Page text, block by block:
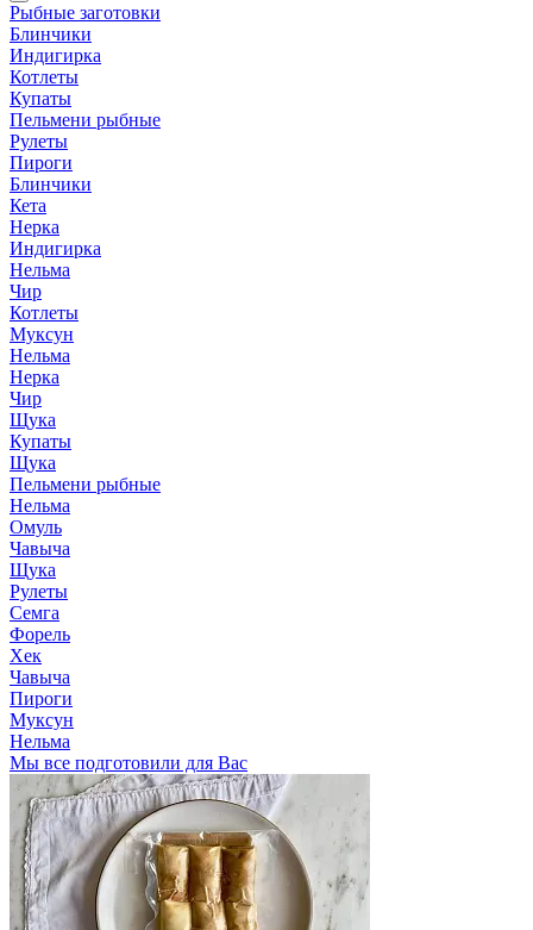
Рыбные заготовки
Блинчики
Индигирка
Котлеты
Купаты
Пельмени рыбные
Рулеты
Пироги
Блинчики
Кета
Нерка
Индигирка
Нельма
Чир
Котлеты
Муксун
Нельма
Нерка
Чир
Щука
Купаты
Щука
Пельмени рыбные
Нельма
Омуль
Чавыча
Щука
Рулеты
Семга
Форель
Хек
Чавыча
Пироги
Муксун
Нельма
Мы все подготовили для Вас